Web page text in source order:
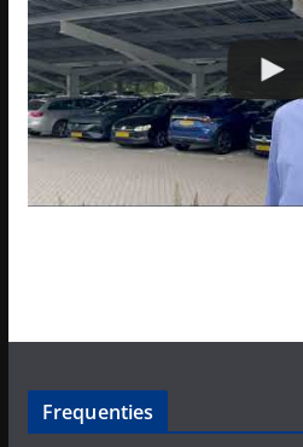
Frequenties